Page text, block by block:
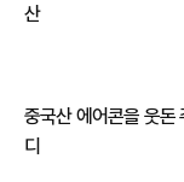
산
중국산 에어콘을 웃돈
디